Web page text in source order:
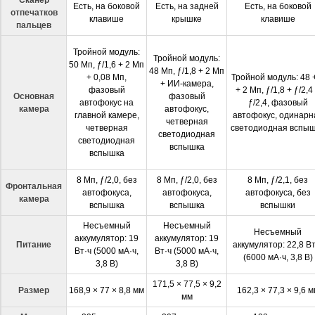
отпечатков
пальцев
Есть, на боковой
клавише
Есть, на задней
крышке
Есть, на боковой
клавише
Основная
камера
Тройной модуль:
50 Мп, ƒ/1,6 + 2 Мп
+ 0,08 Мп,
фазовый
автофокус на
главной камере,
четверная
светодиодная
вспышка
Тройной модуль:
48 Мп, ƒ/1,8 + 2 Мп
+ ИИ-камера,
фазовый
автофокус,
четверная
светодиодная
вспышка
Тройной модуль: 48
+ 2 Мп, ƒ/1,8 + ƒ/2,4
ƒ/2,4, фазовый
автофокус,
светодиодная
Фронтальная
камера
8 Мп, ƒ/2,0, без
автофокуса,
вспышка
8 Мп, ƒ/2,0, без
автофокуса,
вспышка
8 Мп, ƒ/2,1, без
автофокуса, без
вспышки
Питание
Несъемный
аккумулятор: 19
Вт·ч (5000 мА·ч,
3,8 В)
Несъемный
аккумулятор: 19
Вт·ч (5000 мА·ч,
3,8 В)
Несъемный
аккумулятор: 22,8
(6000 мА·ч, 3,8 В)
Размер 168,9 × 77 × 8,8 мм
171,5 × 77,5 × 9,2
мм
162,3 × 77,3 × 9,6